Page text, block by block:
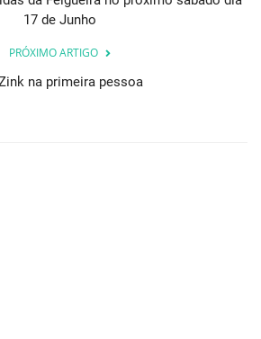
17 de Junho
PRÓXIMO ARTIGO
na primeira pessoa